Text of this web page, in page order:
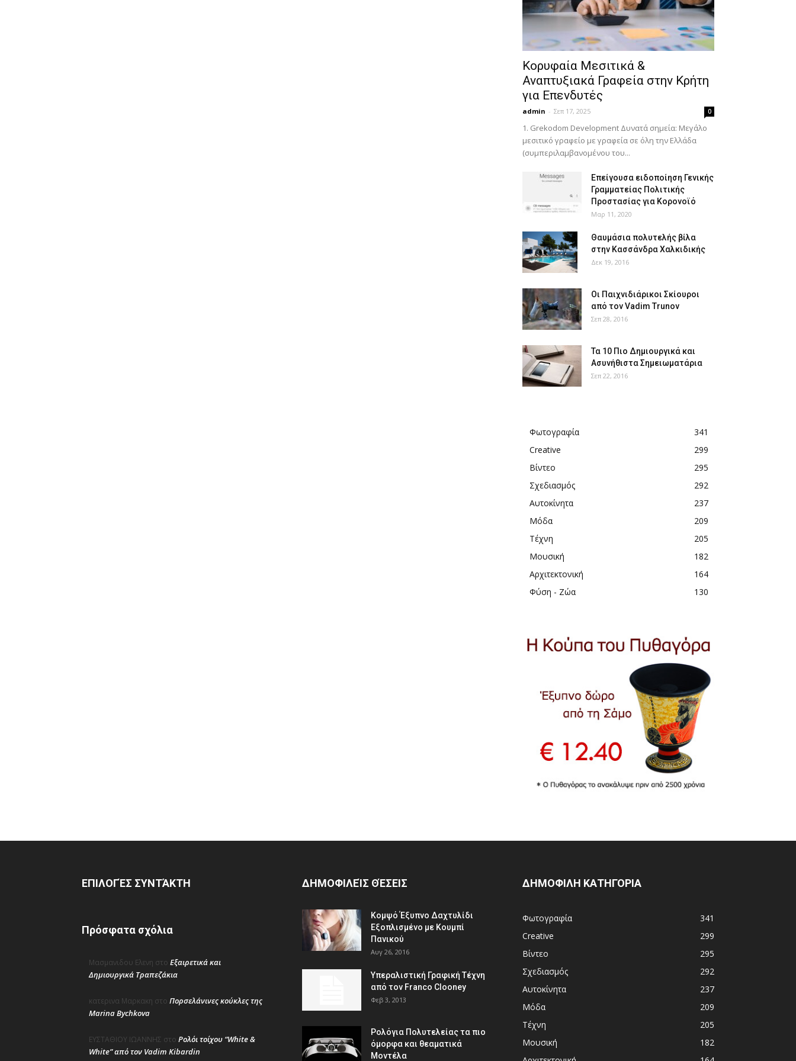
Κορυφαία Μεσιτικά &
Αναπτυξιακά Γραφεία στην Κρήτη
για Επενδυτές
admin - Σεπ 17, 2025 0
1. Grekodom Development Δυνατά σημεία: Μεγάλο
μεσιτικό γραφείο με γραφεία σε όλη την Ελλάδα
(συμπεριλαμβανομένου του...
Επείγουσα ειδοποίηση Γενικής
Γραμματείας Πολιτικής
Προστασίας για Κορονοϊό
Μαρ 11, 2020
Θαυμάσια πολυτελής βίλα
στην Κασσάνδρα Χαλκιδικής
Δεκ 19, 2016
Οι Παιχνιδιάρικοι Σκίουροι
από τον Vadim Trunov
Σεπ 28, 2016
Τα 10 Πιο Δημιουργικά και
Ασυνήθιστα Σημειωματάρια
Σεπ 22, 2016
Φωτογραφία
341
Creative
299
Βίντεο
295
Σχεδιασμός
292
Αυτοκίνητα
237
Μόδα
209
Τέχνη
205
Μουσική
182
Αρχιτεκτονική
164
Φύση - Ζώα
130
ΕΠΙΛΟΓΈΣ ΣΥΝΤΆΚΤΗ
Πρόσφατα σχόλια
Μασμανιδου Ελενη στο Εξαιρετικά και
Δημιουργικά Τραπεζάκια
κατερινα Μαρκακη στο Πορσελάνινες κούκλες της
Marina Bychkova
ΕΥΣΤΑΘΙΟΥ ΙΩΑΝΝΗΣ στο Ρολόι τοίχου “White &
White” από τον Vadim Kibardin
ΔΗΜΟΦΙΛΕΊΣ ΘΈΣΕΙΣ
Κομψό Έξυπνο Δαχτυλίδι
Εξοπλισμένο με Κουμπί
Πανικού
Αυγ 26, 2016
Υπεραλιστική Γραφική Τέχνη
από τον Franco Clooney
Φεβ 3, 2013
Ρολόγια Πολυτελείας τα πιο
όμορφα και θεαματικά
Μοντέλα
ΔΗΜΟΦΙΛΗ ΚΑΤΗΓΟΡΙΑ
Φωτογραφία
341
Creative
299
Βίντεο
295
Σχεδιασμός
292
Αυτοκίνητα
237
Μόδα
209
Τέχνη
205
Μουσική
182